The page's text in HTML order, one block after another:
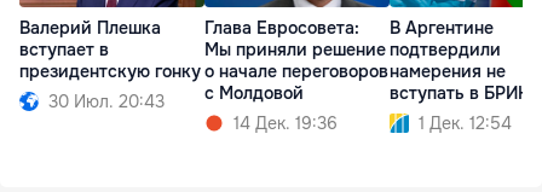
Валерий Плешка
вступает в
президентскую гонку
30 Июл. 20:43
Глава Евросовета:
Мы приняли решение
о начале переговоров
с Молдовой
14 Дек. 19:36
В Аргентине
подтвердили
намерения не
вступать в БРИКС
1 Дек. 12:54